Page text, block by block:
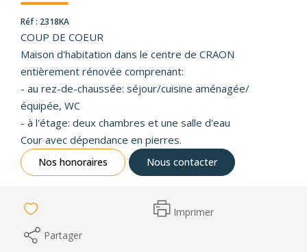
Réf : 2318KA
COUP DE COEUR
Maison d'habitation dans le centre de CRAON
entièrement rénovée comprenant:
- au rez-de-chaussée: séjour/cuisine aménagée/
équipée, WC
- à l'étage: deux chambres et une salle d'eau
Cour avec dépendance en pierres.
Nos honoraires Nous contacter
Imprimer
Partager